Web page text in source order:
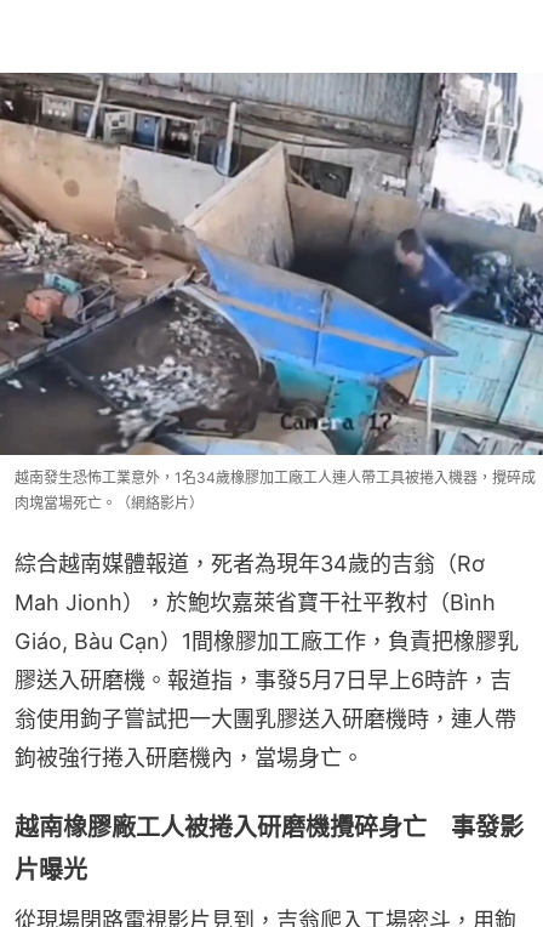
越南發生恐怖工業意外，1名34歲橡膠加工廠工人連人帶工具被捲入機器，攪碎成
肉塊當場死亡。（網絡影片）
綜合越南媒體報道，死者為現年34歲的吉翁（Rơ
Mah Jionh），於鮑坎嘉萊省寶干社平教村（Bình
Giáo, Bàu Cạn）1間橡膠加工廠工作，負責把橡膠乳
膠送入研磨機。報道指，事發5月7日早上6時許，吉
翁使用鉤子嘗試把一大團乳膠送入研磨機時，連人帶
鉤被強行捲入研磨機內，當場身亡。
越南橡膠廠工人被捲入研磨機攪碎身亡 事發影
片曝光
從現場閉路電視影片見到，吉翁爬入工場密斗，用鉤